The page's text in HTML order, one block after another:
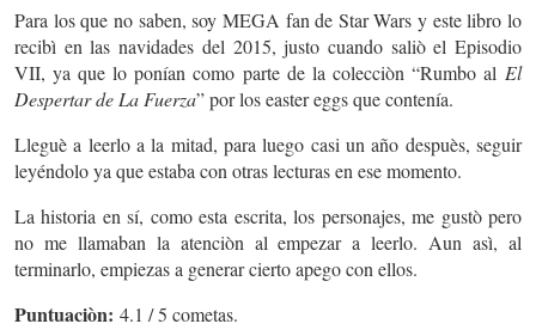
Para los que no saben, soy MEGA fan de Star Wars y este libro lo
recibì en las navidades del 2015, justo cuando saliò el Episodio
VII, ya que lo ponían como parte de la colecciòn “Rumbo al El
Despertar de La Fuerza” por los easter eggs que contenía.
Lleguè a leerlo a la mitad, para luego casi un año despuès, seguir
leyéndolo ya que estaba con otras lecturas en ese momento.
La historia en sí, como esta escrita, los personajes, me gustò pero
no me llamaban la atenciòn al empezar a leerlo. Aun asì, al
terminarlo, empiezas a generar cierto apego con ellos.
Puntuaciòn: 4.1 / 5 cometas.